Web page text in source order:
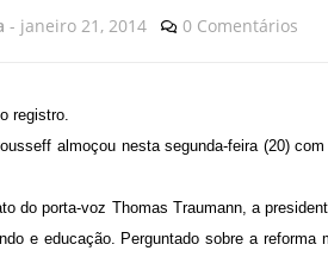
- janeiro 21, 2014 0 Comentários
registro.
almoçou nesta segunda-feira (20)
do porta-voz Thomas Traumann, a
e educação. Perguntado sobre a